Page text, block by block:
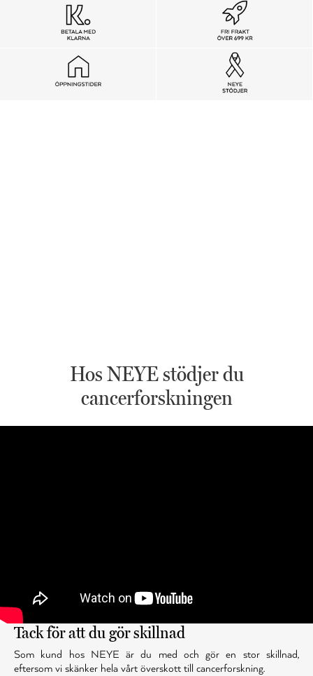
Hos NEYE stödjer du
cancerforskningen
Tack för att du gör skillnad
Som kund hos NEYE är du med och gör en stor skillnad,
eftersom vi skänker hela vårt överskott till cancerforskning.